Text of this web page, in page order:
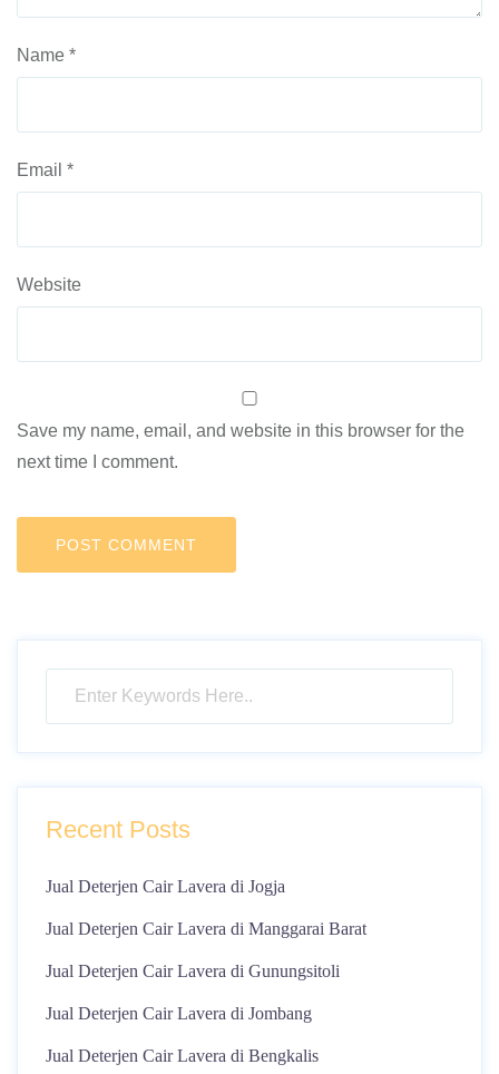
Name *
Email *
Website
Save my name, email, and website in this browser for the
next time I comment.
Recent Posts
Jual Deterjen Cair Lavera di Jogja
Jual Deterjen Cair Lavera di Manggarai Barat
Jual Deterjen Cair Lavera di Gunungsitoli
Jual Deterjen Cair Lavera di Jombang
Jual Deterjen Cair Lavera di Bengkalis